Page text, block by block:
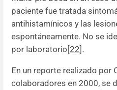
paciente fue tratada
antihistamínicos y las
espontáneamente. No se
por laboratorio[22].
En un reporte realizado por
colaboradores en 2000, se